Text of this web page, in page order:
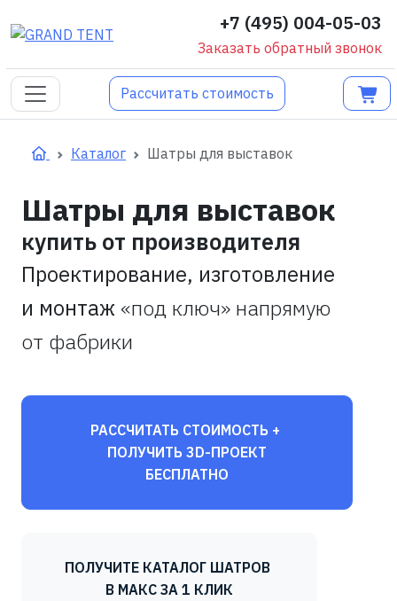
+7 (495) 004-05-03
Заказать обратный звонок
Рассчитать стоимость
Каталог Шатры для выставок
Шатры для выставок
купить от производителя
Проектирование, изготовление
и монтаж «под ключ» напрямую
от фабрики
РАССЧИТАТЬ СТОИМОСТЬ +
ПОЛУЧИТЬ 3D-ПРОЕКТ
БЕСПЛАТНО
ПОЛУЧИТЕ КАТАЛОГ ШАТРОВ
В МАКС ЗА 1 КЛИК